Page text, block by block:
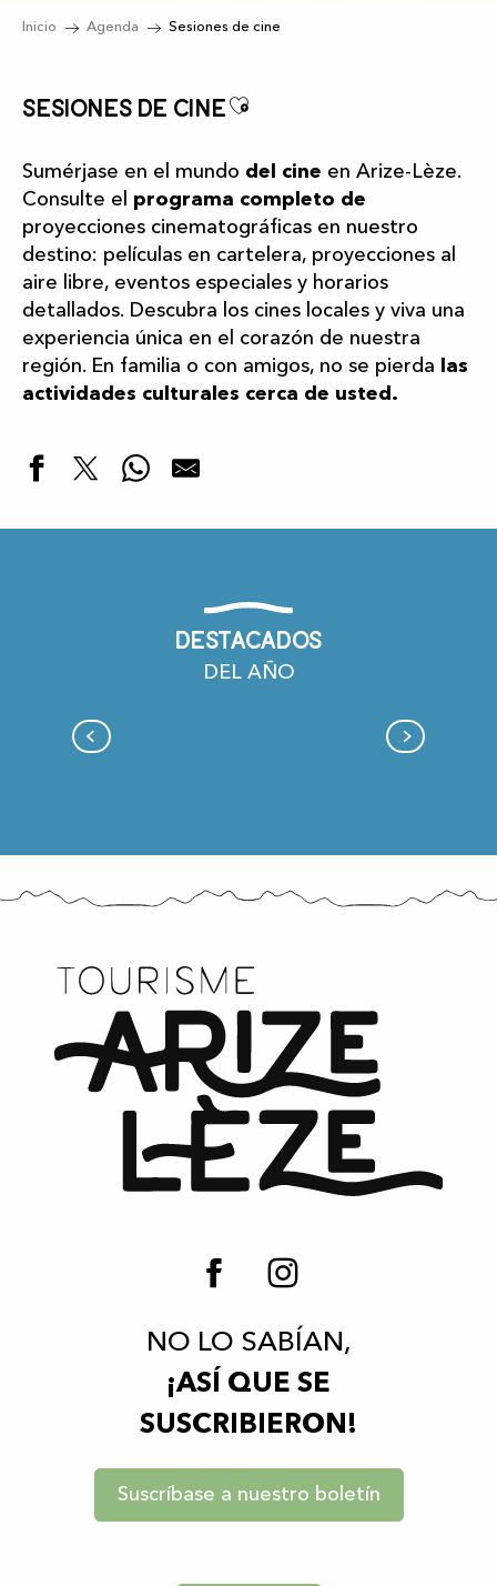
Inicio Agenda Sesiones de cine
Sesiones de cineAjouter aux
Sumérjase en el mundo del cine en Arize-Lèze.
Consulte el programa completo de
proyecciones cinematográficas en nuestro
destino: películas en cartelera, proyecciones al
aire libre, eventos especiales y horarios
detallados. Descubra los cines locales y viva una
experiencia única en el corazón de nuestra
región. En familia o con amigos, no se pierda
las
actividades culturales cerca de usted.
Destacados
DEL AÑO
NO LO SABÍAN,
¡ASÍ QUE SE
SUSCRIBIERON!
Suscríbase a nuestro boletín